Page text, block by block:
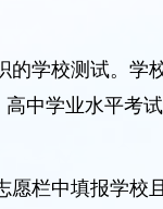
学校测试。
中学业水平考
栏中填报学